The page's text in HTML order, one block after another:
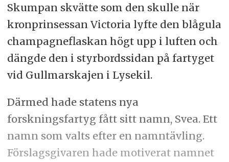
Skumpan skvätte som den skulle när
kronprinsessan Victoria lyfte den blågula
champagneflaskan högt upp i luften och
dängde den i styrbordssidan på fartyget
vid Gullmarskajen i Lysekil.
Därmed hade statens nya
forskningsfartyg fått sitt namn, Svea. Ett
namn som valts efter en namntävling.
Förslagsgivaren hade motiverat namnet